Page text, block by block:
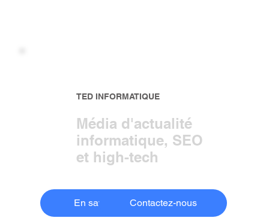
TED INFORMATIQUE
Média d'actualité
informatique, SEO
et high-tech
En savoir plusContactez-nous